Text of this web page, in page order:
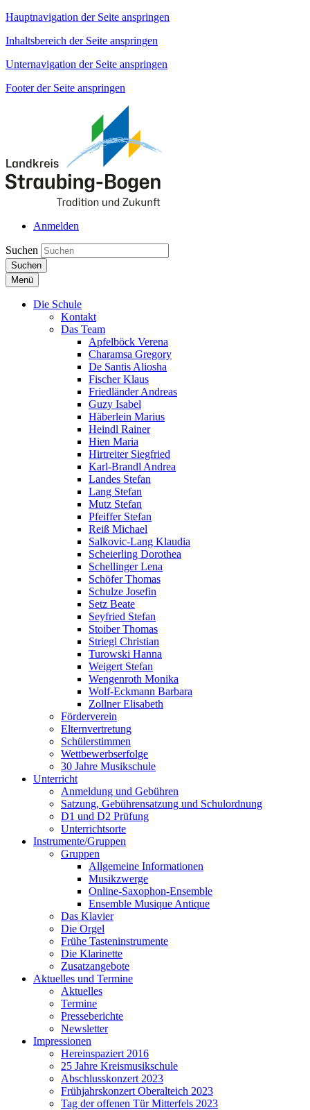
Hauptnavigation der Seite anspringen
Inhaltsbereich der Seite anspringen
Unternavigation der Seite anspringen
Footer der Seite anspringen
Anmelden
Suchen
Suchen
Menü
Die Schule
Kontakt
Das Team
Apfelböck Verena
Charamsa Gregory
De Santis Aliosha
Fischer Klaus
Friedländer Andreas
Guzy Isabel
Häberlein Marius
Heindl Rainer
Hien Maria
Hirtreiter Siegfried
Karl-Brandl Andrea
Landes Stefan
Lang Stefan
Mutz Stefan
Pfeiffer Stefan
Reiß Michael
Salkovic-Lang Klaudia
Scheierling Dorothea
Schellinger Lena
Schöfer Thomas
Schulze Josefin
Setz Beate
Seyfried Stefan
Stoiber Thomas
Striegl Christian
Turowski Hanna
Weigert Stefan
Wengenroth Monika
Wolf-Eckmann Barbara
Zollner Elisabeth
Förderverein
Elternvertretung
Schülerstimmen
Wettbewerbserfolge
30 Jahre Musikschule
Unterricht
Anmeldung und Gebühren
Satzung, Gebührensatzung und Schulordnung
D1 und D2 Prüfung
Unterrichtsorte
Instrumente/Gruppen
Gruppen
Allgemeine Informationen
Musikzwerge
Online-Saxophon-Ensemble
Ensemble Musique Antique
Das Klavier
Die Orgel
Frühe Tasteninstrumente
Die Klarinette
Zusatzangebote
Aktuelles und Termine
Aktuelles
Termine
Presseberichte
Newsletter
Impressionen
Hereinspaziert 2016
25 Jahre Kreismusikschule
Abschlusskonzert 2023
Frühjahrskonzert Oberalteich 2023
Tag der offenen Tür Mitterfels 2023